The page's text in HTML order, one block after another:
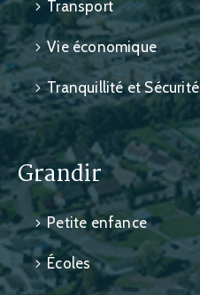
Transport
Vie économique
Tranquillité et Sécurité
Grandir
Petite enfance
Écoles